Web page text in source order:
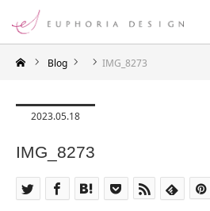
Blog IMG_8273
2023.05.18
IMG_8273